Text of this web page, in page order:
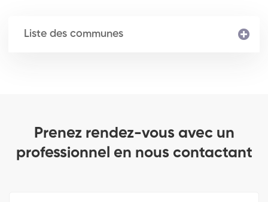
Liste des communes
Prenez rendez-vous avec un
professionnel en nous contactant